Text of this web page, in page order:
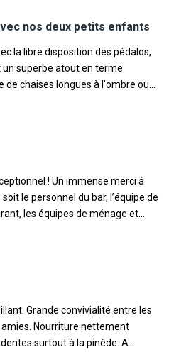
nos deux petits enfants
la libre disposition des pédalos,
un superbe atout en terme
de chaises longues à l'ombre ou
qu'il faut se battre, se
enfants ont été enchantés de
"C'est trop bien!!!!".
! Un immense merci à
le personnel du bar, l’équipe de
les équipes de ménage et
a été d’une gentillesse
formidable ! Il est
une super ambiance. Merci
balades à pied et l’endroit
de bien-être, d’apaisement et
Le seul petit point qui
Grande convivialité entre les
Nourriture nettement
surtout à la pinède. A